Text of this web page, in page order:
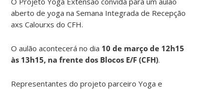
aberto de yoga na Semana Integrada de Recepção
axs Calourxs do CFH.
O aulão acontecerá no dia 10 de março de 12h15
às 13h15, na frente dos Blocos E/F (CFH).
Representantes do projeto parceiro Yoga e